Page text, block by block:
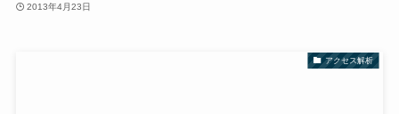
2013年4月23日
アクセス解析